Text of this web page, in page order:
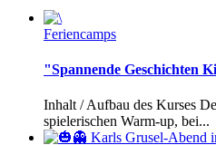
Feriencamps
"Spannende Geschichten
Inhalt / Aufbau des Kurses
spielerischen Warm-up, bei...